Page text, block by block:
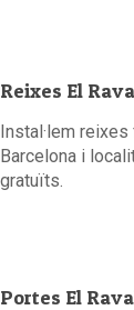
Reixes El
Instal·lem
Barcelona i
gratuïts.
Portes El